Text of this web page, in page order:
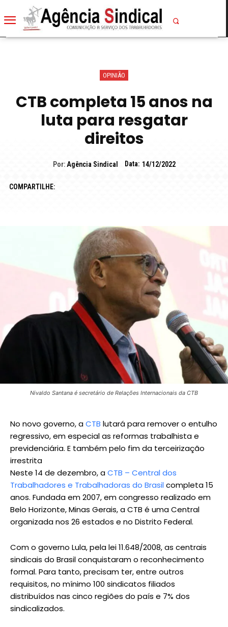
OPINIÃO
CTB completa 15 anos na
luta para resgatar
direitos
Por: Agência Sindical Data: 14/12/2022
COMPARTILHE:
Nivaldo Santana é secretário de Relações Internacionais da CTB
No novo governo, aCTB lutará para remover o entulho
regressivo, em especial as reformas trabalhista e
previdenciária. E também pelo fim da terceirização
irrestrita
Neste 14 de dezembro, aCTB – Central dos
Trabalhadores e Trabalhadoras do Brasilcompleta 15
anos. Fundada em 2007, em congresso realizado em
Belo Horizonte, Minas Gerais, a CTB é uma Central
organizada nos 26 estados e no Distrito Federal.
Com o governo Lula, pela lei 11.648/2008, as centrais
sindicais do Brasil conquistaram o reconhecimento
formal. Para tanto, precisam ter, entre outros
requisitos, no mínimo 100 sindicatos filiados
distribuídos nas cinco regiões do país e 7% dos
sindicalizados.